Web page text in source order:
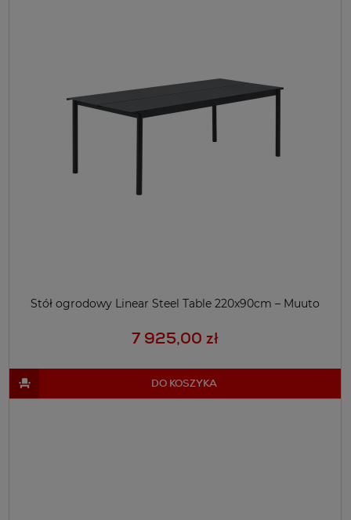
Stół ogrodowy Linear Steel Table 220x90cm – Muuto
7 925,00 zł
DO KOSZYKA